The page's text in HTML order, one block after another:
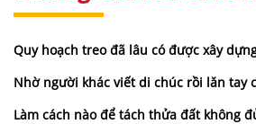
Quy hoạch treo đã lâu có được xây
Nhờ người khác viết di chúc rồi lăn tay
Làm cách nào để tách thửa đất không